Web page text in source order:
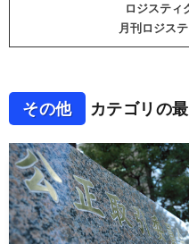
ロジスティ
月刊ロジス
その他 カテゴリの